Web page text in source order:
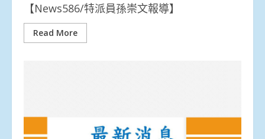
【News586/特派員孫崇文報導】
Read More